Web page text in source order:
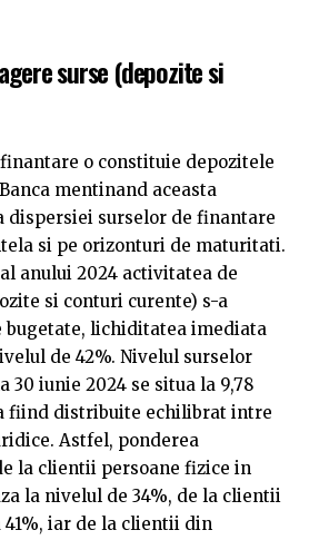
surse (depozite si
o constituie depozitele
mentinand aceasta
dispersiei surselor de finantare
si pe orizonturi de maturitati.
anului 2024 activitatea de
si conturi curente) s-a
lichiditatea imediata
de 42%. Nivelul surselor
30 iunie 2024 se situa la 9,78
fiind distribuite echilibrat intre
Astfel, ponderea
la clientii persoane fizice in
la nivelul de 34%, de la clientii
iar de la clientii din